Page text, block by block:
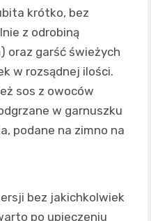
krótko, bez
z odrobiną
oraz garść świeżych
w rozsądnej ilości.
sos z owoców
w garnuszku
podane na zimno na
bez jakichkolwiek
po upieczeniu